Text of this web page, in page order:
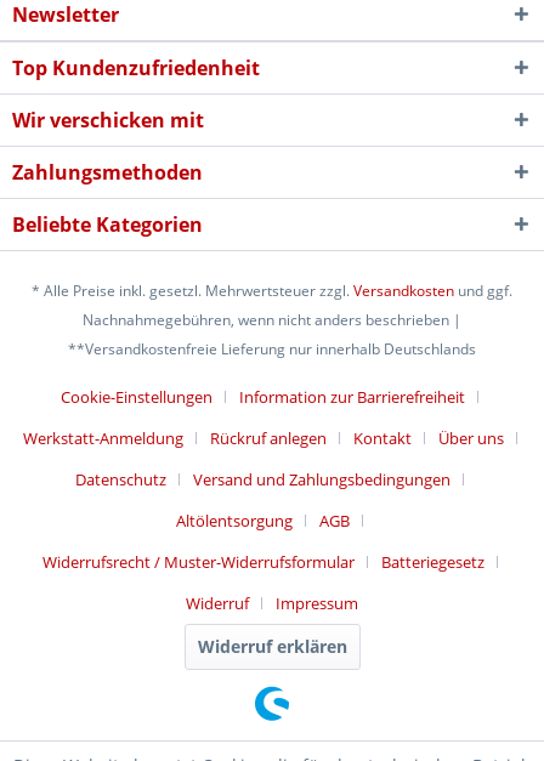
Newsletter
Top Kundenzufriedenheit
Wir verschicken mit
Zahlungsmethoden
Beliebte Kategorien
* Alle Preise inkl. gesetzl. Mehrwertsteuer zzgl.Versandkosten und ggf.
Nachnahmegebühren, wenn nicht anders beschrieben |
**Versandkostenfreie Lieferung nur innerhalb Deutschlands
Cookie-Einstellungen
Information zur Barrierefreiheit
Werkstatt-Anmeldung
Rückruf anlegen Kontakt
Über uns
Datenschutz
Versand und Zahlungsbedingungen
Altölentsorgung
AGB
Widerrufsrecht / Muster-Widerrufsformular
Batteriegesetz
Widerruf
Impressum
Widerruf erklären